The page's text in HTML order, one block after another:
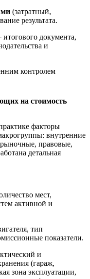
(затратный,
результата.
документа,
и
контролем
на стоимость
факторы
внутренние
правовые,
детальная
мест,
активной и
тип
показатели.
и
(гараж,
зона эксплуатации,